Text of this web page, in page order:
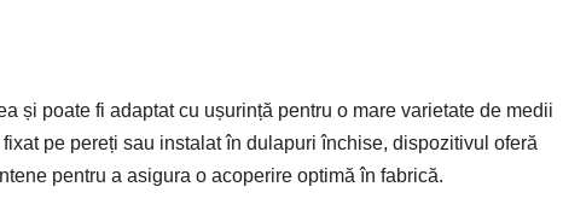
și poate fi adaptat cu ușurință pentru o mare varietate de medii
pe pereți sau instalat în dulapuri închise, dispozitivul oferă
pentru a asigura o acoperire optimă în fabrică.